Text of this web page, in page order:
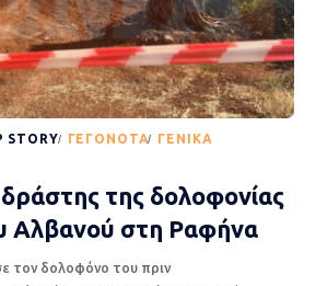
STORY ΓΕΓΟΝΌΤΑ
ΓΕΝΙΚΆ
της δολοφονίας
Αλβανού στη Ραφήνα
τον δολοφόνο του πριν